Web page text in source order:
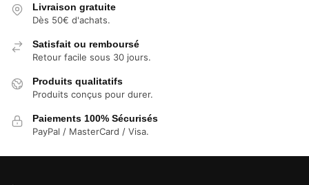
Livraison gratuite
Dès 50€ d'achats.
Satisfait ou remboursé
Retour facile sous 30 jours.
Produits qualitatifs
Produits conçus pour durer.
Paiements 100% Sécurisés
PayPal / MasterCard / Visa.